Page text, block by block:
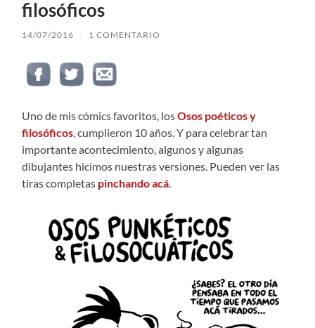
filosóficos
14/07/2016 / 1 COMENTARIO
Uno de mis cómics favoritos, losOsos poéticos y
filosóficos , cumplieron 10 años. Y para celebrar tan
importante acontecimiento, algunos y algunas
dibujantes hicimos nuestras versiones. Pueden ver las
tiras completas pinchando acá